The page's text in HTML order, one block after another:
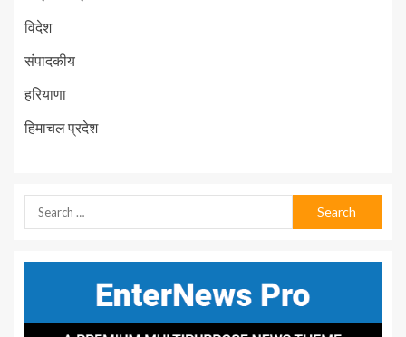
विदेश
संपादकीय
हरियाणा
हिमाचल प्रदेश